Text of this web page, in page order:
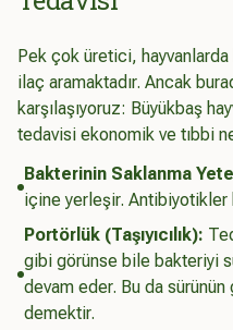
Pek çok üretici,
ilaç aramaktadır. Ancak
karşılaşıyoruz: Büyükbaş
tedavisi ekonomik ve tıbbi
Bakterinin Saklanma
içine yerleşir. Antibiyotikler
Portörlük (Taşıyıcılık):
gibi görünse bile bakteriyi
devam eder. Bu da
demektir.